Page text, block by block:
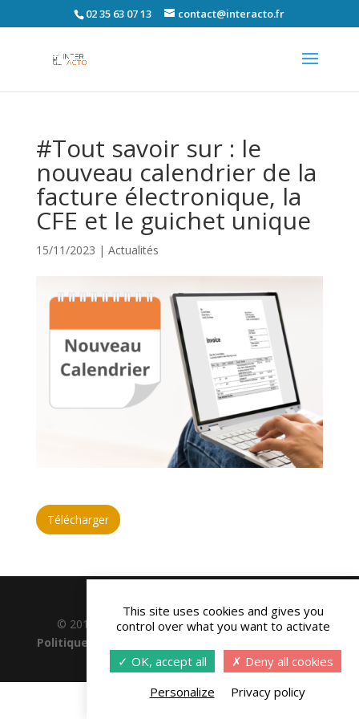
02 35 63 07 13 contact@interacto.fr
#Tout savoir sur : le
nouveau calendrier de la
facture électronique, la
CFE et le guichet unique
15/11/2023 | Actualités
Télécharger
© 2015-2019 Interacto - RéalisationAndchor-
Politique de confidentialité
-Conditions générales
This site uses cookies and gives you
control over what you want to activate
OK, accept all
Deny all cookies
Personalize
Privacy policy